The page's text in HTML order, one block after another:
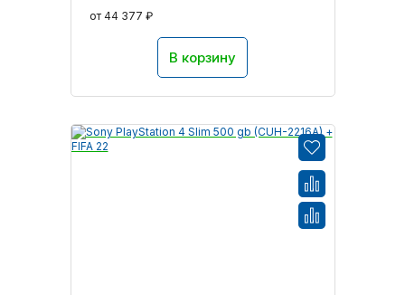
от 44 377 ₽
В корзину